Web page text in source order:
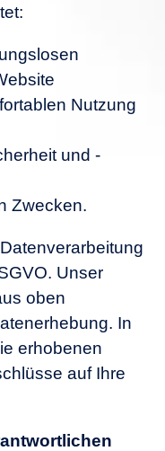
Nutzung
und -
Zwecken.
Unser
oben
In
erhobenen
auf Ihre